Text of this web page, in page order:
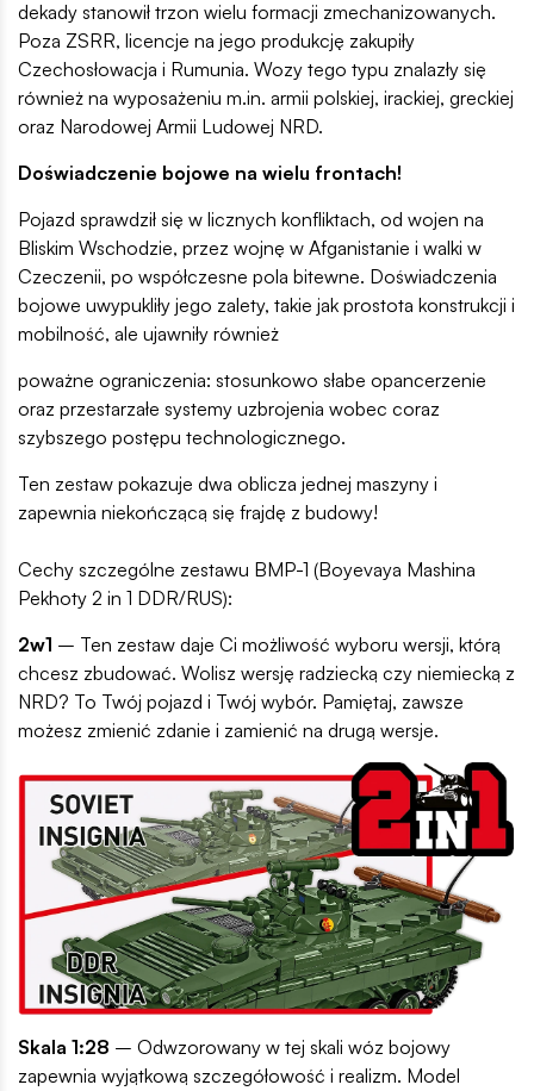
dekady stanowił trzon wielu formacji zmechanizowanych.
Poza ZSRR, licencje na jego produkcję zakupiły
Czechosłowacja i Rumunia. Wozy tego typu znalazły się
również na wyposażeniu m.in. armii polskiej, irackiej, greckiej
oraz Narodowej Armii Ludowej NRD.
Doświadczenie bojowe na wielu frontach!
Pojazd sprawdził się w licznych konfliktach, od wojen na
Bliskim Wschodzie, przez wojnę w Afganistanie i walki w
Czeczenii, po współczesne pola bitewne. Doświadczenia
bojowe uwypukliły jego zalety, takie jak prostota konstrukcji i
mobilność, ale ujawniły również
poważne ograniczenia: stosunkowo słabe opancerzenie
oraz przestarzałe systemy uzbrojenia wobec coraz
szybszego postępu technologicznego.
Ten zestaw pokazuje dwa oblicza jednej maszyny i
zapewnia niekończącą się frajdę z budowy!
Cechy szczególne zestawu BMP-1 (Boyevaya Mashina
Pekhoty 2 in 1 DDR/RUS):
2w1 – Ten zestaw daje Ci możliwość wyboru wersji, którą
chcesz zbudować. Wolisz wersję radziecką czy niemiecką z
NRD? To Twój pojazd i Twój wybór. Pamiętaj, zawsze
możesz zmienić zdanie i zamienić na drugą wersje.
Skala 1:28 – Odwzorowany w tej skali wóz bojowy
zapewnia wyjątkową szczegółowość i realizm. Model